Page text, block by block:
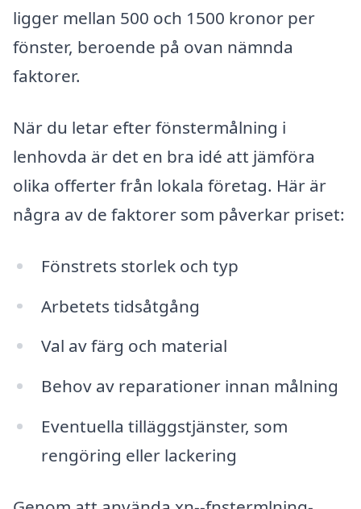
ligger mellan 500 och 1500 kronor per
fönster, beroende på ovan nämnda
faktorer.
När du letar efter fönstermålning i
lenhovda är det en bra idé att jämföra
olika offerter från lokala företag. Här är
några av de faktorer som påverkar priset:
Fönstrets storlek och typ
Arbetets tidsåtgång
Val av färg och material
Behov av reparationer innan målning
Eventuella tilläggstjänster, som
rengöring eller lackering